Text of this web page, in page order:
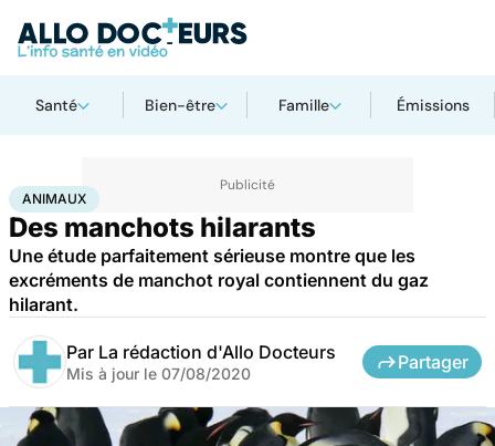
Santé Bien-être Famille Émissions
AccueilBien-être Animaux
ANIMAUX
Des manchots hilarants
Une étude parfaitement sérieuse montre que les
excréments de manchot royal contiennent du gaz
hilarant.
Par La rédaction d'Allo Docteurs
Mis à jour le 07/08/2020
Partager